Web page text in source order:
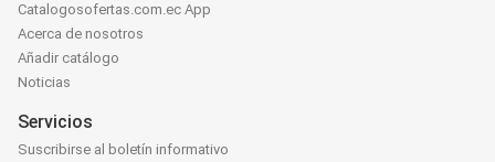
Catalogosofertas.com.ec App
Acerca de nosotros
Añadir catálogo
Noticias
Servicios
Suscribirse al boletín informativo